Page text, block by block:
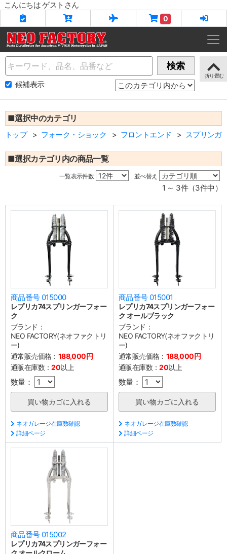
こんにちは ゲストさん
0
Name 検索
候補表示
■選択中のカテゴリ
トップ フォーク・ショック フロントエンド スプリンガ
■選択カテゴリ内の商品一覧
一覧表示件数 並べ替え
1 ～ 3件（3件中）
商品番号 015000
レプリカ74スプリンガーフォー
ク
ブランド：
NEO FACTORY(ネオファクトリ
ー)
通常販売価格： 188,000円
通販在庫数：20以上
数量：
ネオガレージ在庫数確認
詳細ページ
商品番号 015001
レプリカ74スプリンガーフォー
ク オールブラック
ブランド：
NEO FACTORY(ネオファクトリ
ー)
通常販売価格： 188,000円
通販在庫数：20以上
数量：
ネオガレージ在庫数確認
詳細ページ
商品番号 015002
レプリカ74スプリンガーフォー